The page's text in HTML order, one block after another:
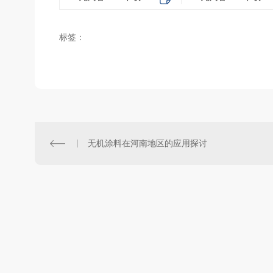
标签：
无机涂料在河南地区的应用探讨